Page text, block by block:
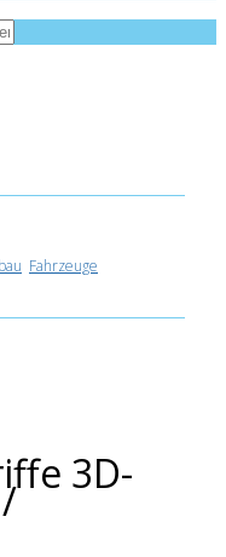
Fahrzeuge
3D-